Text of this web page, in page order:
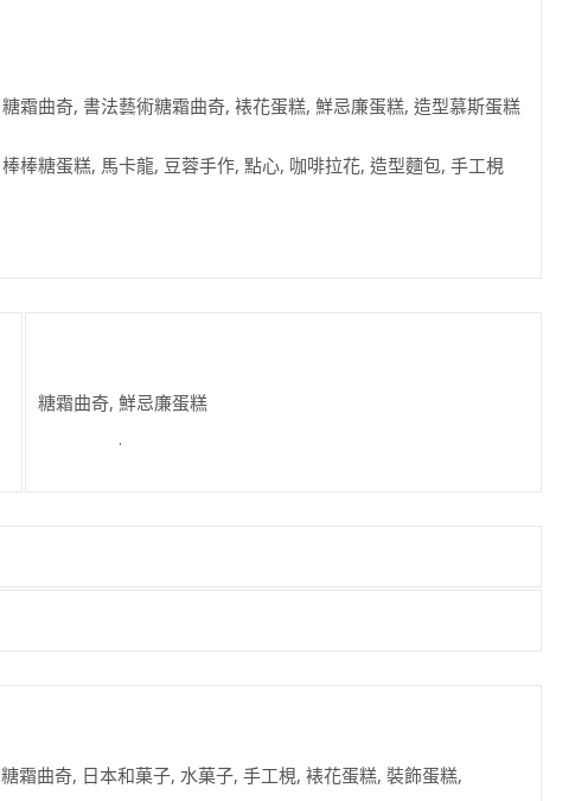
糖霜曲奇, 書法藝術糖霜曲奇, 裱花蛋糕, 鮮忌廉蛋糕, 造型慕斯蛋糕
棒棒糖蛋糕, 馬卡龍, 豆蓉手作, 點心, 咖啡拉花, 造型麵包, 手工梘
糖霜曲奇, 鮮忌廉蛋糕
.
糖霜曲奇, 日本和菓子, 水菓子, 手工梘, 裱花蛋糕, 裝飾蛋糕,